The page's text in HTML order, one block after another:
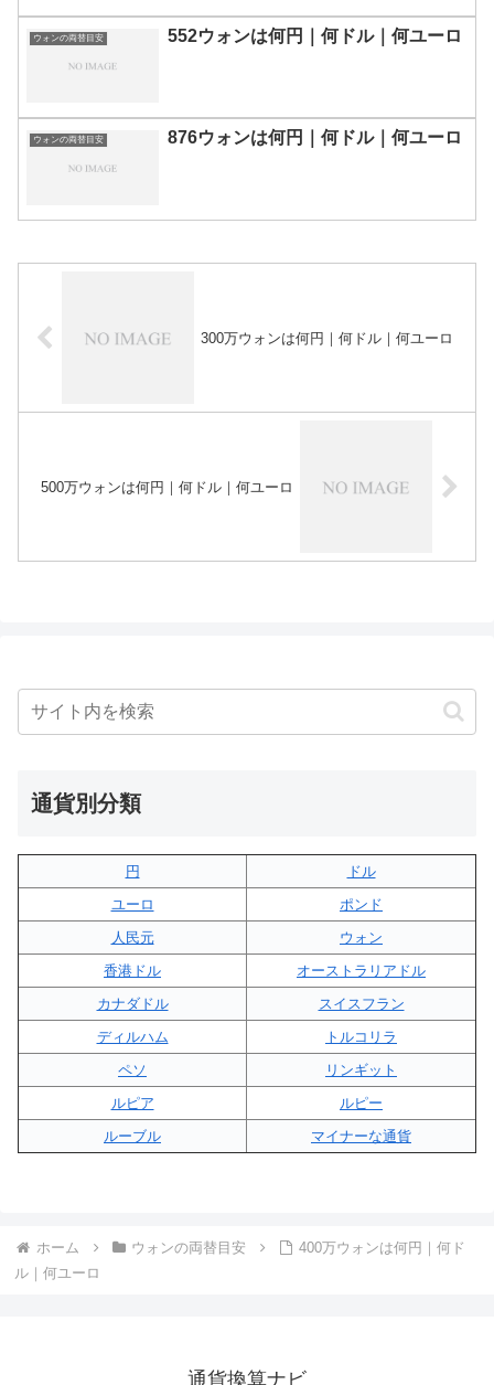
ウォンの両替目安 552ウォンは何円｜何ドル｜何ユーロ
ウォンの両替目安 876ウォンは何円｜何ドル｜何ユーロ
300万ウォンは何円｜何ドル｜何ユーロ
500万ウォンは何円｜何ドル｜何ユーロ
通貨別分類
円
ドル
ユーロ
ポンド
人民元
ウォン
香港ドル
オーストラリアドル
カナダドル
スイスフラン
ディルハム
トルコリラ
ペソ
リンギット
ルピア
ルピー
ルーブル
マイナーな通貨
ホーム ウォンの両替目安
400万ウォンは何円｜何ド
ル｜何ユーロ
通貨換算ナビ